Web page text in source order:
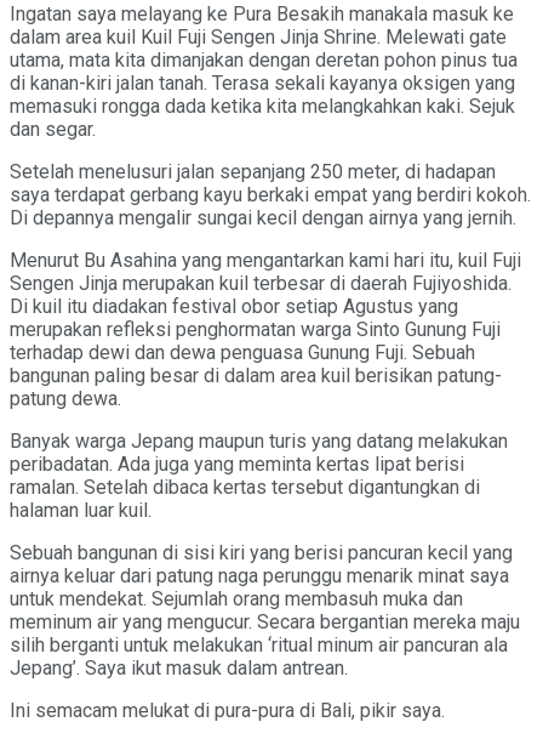
Ingatan saya melayang ke Pura Besakih manakala masuk ke
dalam area kuil Kuil Fuji Sengen Jinja Shrine. Melewati gate
utama, mata kita dimanjakan dengan deretan pohon pinus tua
di kanan-kiri jalan tanah. Terasa sekali kayanya oksigen yang
memasuki rongga dada ketika kita melangkahkan kaki. Sejuk
dan segar.
Setelah menelusuri jalan sepanjang 250 meter, di hadapan
saya terdapat gerbang kayu berkaki empat yang berdiri kokoh.
Di depannya mengalir sungai kecil dengan airnya yang jernih.
Menurut Bu Asahina yang mengantarkan kami hari itu, kuil Fuji
Sengen Jinja merupakan kuil terbesar di daerah Fujiyoshida.
Di kuil itu diadakan festival obor setiap Agustus yang
merupakan refleksi penghormatan warga Sinto Gunung Fuji
terhadap dewi dan dewa penguasa Gunung Fuji. Sebuah
bangunan paling besar di dalam area kuil berisikan patung-
patung dewa.
Banyak warga Jepang maupun turis yang datang melakukan
peribadatan. Ada juga yang meminta kertas lipat berisi
ramalan. Setelah dibaca kertas tersebut digantungkan di
halaman luar kuil.
Sebuah bangunan di sisi kiri yang berisi pancuran kecil yang
airnya keluar dari patung naga perunggu menarik minat saya
untuk mendekat. Sejumlah orang membasuh muka dan
meminum air yang mengucur. Secara bergantian mereka maju
silih berganti untuk melakukan ‘ritual minum air pancuran ala
Jepang’. Saya ikut masuk dalam antrean.
Ini semacam melukat di pura-pura di Bali, pikir saya.